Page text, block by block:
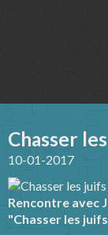
Chasser
10-01-2017
Rencontre avec
"Chasser les